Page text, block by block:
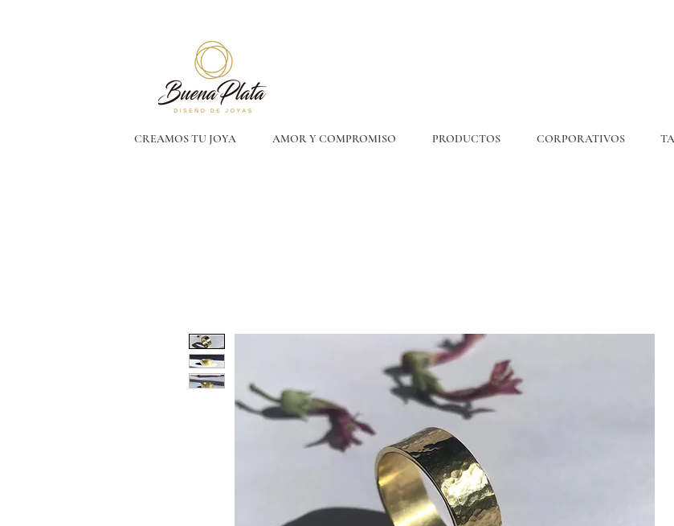
CREAMOS TU JOYA AMOR Y COMPROMISO PRODUCTOS CORPORATIVOS